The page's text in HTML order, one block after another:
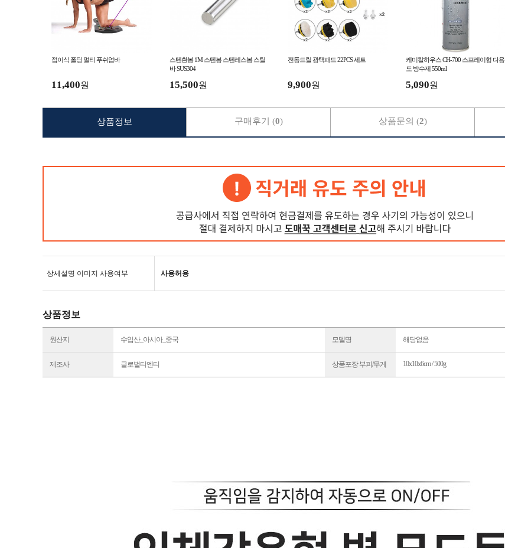
접이식 폴딩 멀티 푸쉬업바
11,400원
스텐환봉 1M 스텐봉 스텐레스봉 스틸
바 SUS304
15,500원
전동드릴 광택패드 22PCS 세트
9,900원
케미칼하우스 CH-700 스프레이형 다용
도 방수제 550ml
5,090원
상세설명 이미지 사용여부 사용허용
상품정보
원산지 수입산_아시아_중국 모델명 해당없음
제조사 글로벌티엔티 상품포장 부피/무게 10x10x6cm / 500g
상품정보 구매후기 (0) 상품문의 (2)